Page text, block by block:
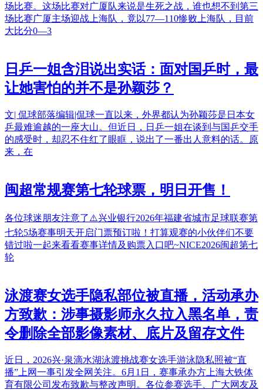
场比赛。这场比赛对广厦队来说是生死之战，谁也想不到第三
场比赛广厦主场迎战上海队，竟以77—110惨败上海队，目前
大比分0—3
日乒一姐含泪说出实话：面对国乒时，最
让她害怕的并不是孙颖莎？
文| 侃球部落编辑|侃球一直以来，外界都认为孙颖莎是日本女
乒最难逾越的一座大山。但近日，日乒一姐在谈到与国乒交手
的感受时，却忍不住红了眼眶，说出了一番出人意料的话。原
来，在
闽超常规赛第七轮球票，明日开售！
各位球迷朋友注意了⚠️兴业银行2026年福建省城市足球联赛第
七轮5场赛事明天开启门票预订啦！打算观赛的小伙伴们不要
错过啦一起来看看赛事详情及购票入口吧~NICE2026闽超第七
轮
泳渡赛女选手隐私部位被直播，活动承办
方致歉：涉事摄影师永久拉入黑名单，责
令删除全部影像素材、底片及留存文件
近日，2026兴·泉滴水湖泳渡挑战赛女选手游泳隐私照被“直
播”上网一事引发全网关注。6月1日，赛事承办方上海大铁体
育有限公司发布致歉与整改声明。各位参赛选手、广大网友及